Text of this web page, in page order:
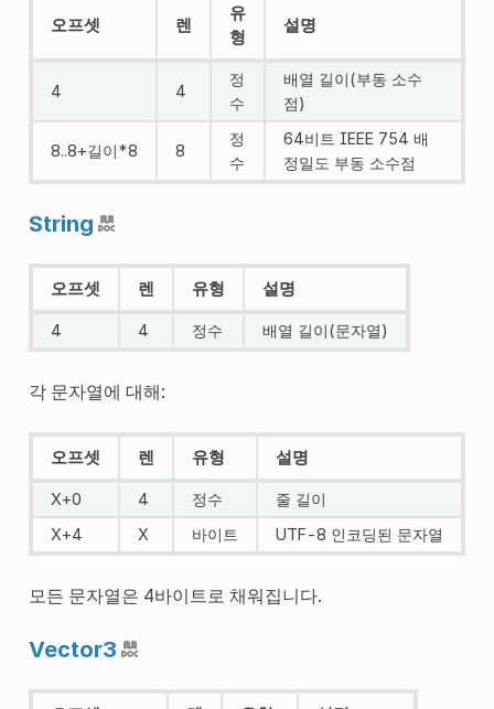
오프셋 렌
유
형
설명
4 4
정
수
배열 길이(부동 소수
점)
8..8+길이*8 8
정
수
64비트 IEEE 754 배
정밀도 부동 소수점
String
오프셋 렌 유형 설명
4 4 정수 배열 길이(문자열)
각 문자열에 대해:
오프셋 렌 유형 설명
X+0 4 정수
줄 길이
X+4
X 바이트 UTF-8 인코딩된 문자열
모든 문자열은 4바이트로 채워집니다.
Vector3